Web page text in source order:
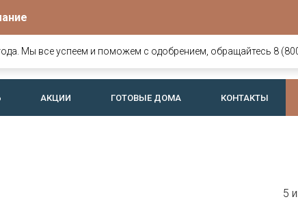
Мы все успеем и поможем с одобрением, обращайтесь 8
Офис продаж
офис 26 (c 8:30 до 17:30)
Telegram илиMax
АКЦИИ ГОТОВЫЕ ДОМА КОНТАКТЫ
5